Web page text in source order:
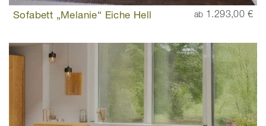
Sofabett „Melanie“ Eiche Hell ab 1.293,00 €